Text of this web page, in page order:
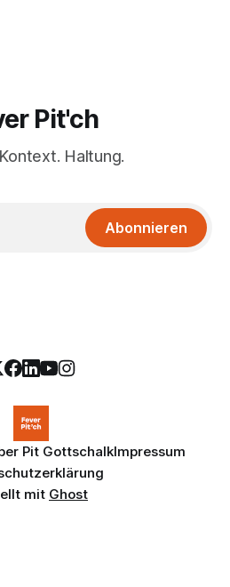
Pit'ch
Haltung.
Abonnieren
Pit GottschalkImpressum
mit Ghost